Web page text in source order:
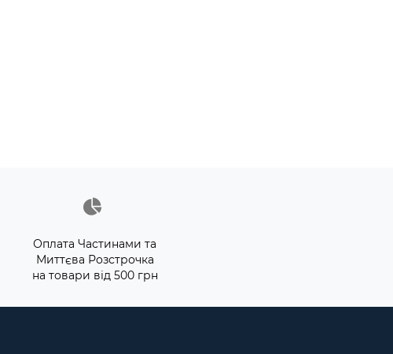
Оплата Частинами та
Миттєва Розстрочка
на товари від 500 грн